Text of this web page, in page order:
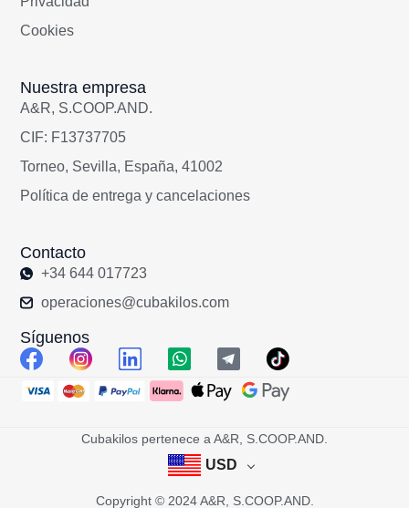
Cookies
Nuestra empresa
A&R, S.COOP.AND.
CIF: F13737705
Torneo, Sevilla, España, 41002
Política de entrega y cancelaciones
Contacto
+34 644 017723
operaciones@cubakilos.com
Síguenos
Cubakilos pertenece a A&R, S.COOP.AND.
USD
Copyright © 2024 A&R, S.COOP.AND.